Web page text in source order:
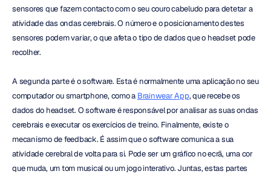
sensores que fazem contacto com o seu couro cabeludo para detetar a
atividade das ondas cerebrais. O número e o posicionamento destes
sensores podem variar, o que afeta o tipo de dados que o headset pode
recolher.
A segunda parte é o software. Esta é normalmente uma aplicação no seu
computador ou smartphone, como a Brainwear App, que recebe os
dados do headset. O software é responsável por analisar as suas ondas
cerebrais e executar os exercícios de treino. Finalmente, existe o
mecanismo de feedback. É assim que o software comunica a sua
atividade cerebral de volta para si. Pode ser um gráfico no ecrã, uma cor
que muda, um tom musical ou um jogo interativo. Juntas, estas partes